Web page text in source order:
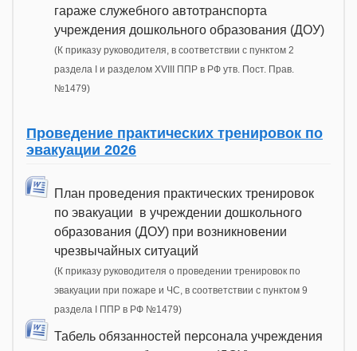
гараже служебного автотранспорта
учреждения дошкольного образования (ДОУ)
(К приказу руководителя, в соответствии с пунктом 2
раздела I и разделом XVIII ППР в РФ утв. Пост. Прав.
№1479)
Проведение практических тренировок по
эвакуации 2026
План проведения практических тренировок
по эвакуации в учреждении дошкольного
образования (ДОУ) при возникновении
чрезвычайных ситуаций
(К приказу руководителя о проведении тренировок по
эвакуации при пожаре и ЧС, в соответствии с пунктом 9
раздела I ППР в РФ №1479)
Табель обязанностей персонала учреждения